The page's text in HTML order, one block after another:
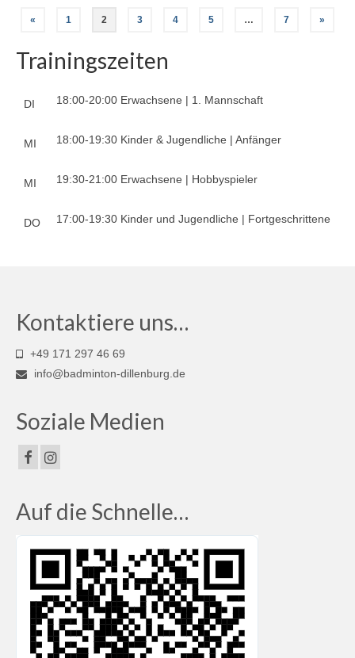
Seitennummerierung
der
Beiträge
« 1 2 3 4 5 … 7 »
Trainingszeiten
DI 18:00-20:00 Erwachsene | 1. Mannschaft
MI 18:00-19:30 Kinder & Jugendliche | Anfänger
MI 19:30-21:00 Erwachsene | Hobbyspieler
DO 17:00-19:30 Kinder und Jugendliche | Fortgeschrittene
Kontaktiere uns…
+49 171 297 46 69
info@badminton-dillenburg.de
Soziale Medien
Auf die Schnelle…